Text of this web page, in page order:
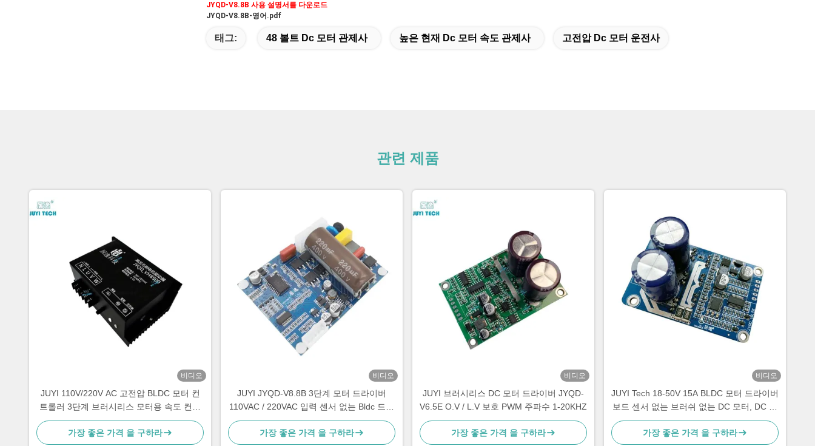
JYQD-V8.8B 사용 설명서를 다운로드
JYQD-V8.8B-영어.pdf
태그: 48 볼트 Dc 모터 관제사 높은 현재 Dc 모터 속도 관제사 고전압 Dc 모터 운전사
관련 제품
비디오
JUYI 110V/220V AC 고전압 BLDC 모터 컨
트롤러 3단계 브러시리스 모터용 속도 컨트
롤러
가장 좋은 가격 을 구하라
비디오
JUYI JYQD-V8.8B 3단계 모터 드라이버
110VAC / 220VAC 입력 센서 없는 Bldc 드라
이버 보드
가장 좋은 가격 을 구하라
비디오
JUYI 브러시리스 DC 모터 드라이버 JYQD-
V6.5E O.V / L.V 보호 PWM 주파수 1-20KHZ
가장 좋은 가격 을 구하라
비디오
JUYI Tech 18-50V 15A BLDC 모터 드라이버
보드 센서 없는 브러쉬 없는 DC 모터, DC 모
터 컨트롤러
가장 좋은 가격 을 구하라